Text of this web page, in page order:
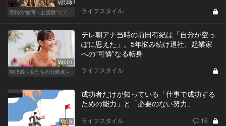
Vol.48
現代の“教育・お受験”リアルドキュメント
ライフスタイル
Vol.10
30.5歳～女たちの分岐点～
テレ朝アナ当時の前田有紀は「自分が空っ
ぽに思えた」。5年悩み続け退社、起業家
への“可憐”なる転身
ライフスタイル
Vol.5
成功者だけが知っている「仕事で成功する
ための能力」と「必要のない努力」
ライフスタイル 16